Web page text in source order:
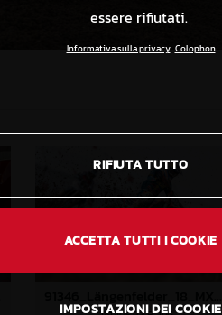
essere rifiutati.
Informativa sulla privacy Colophon
RIFIUTA TUTTO
ACCETTA TUTTI I COOKIE
IMPOSTAZIONI DEI COOKIE